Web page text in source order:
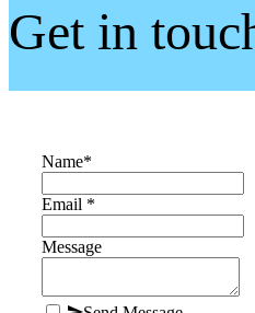
Get in
Name*
Email *
Message